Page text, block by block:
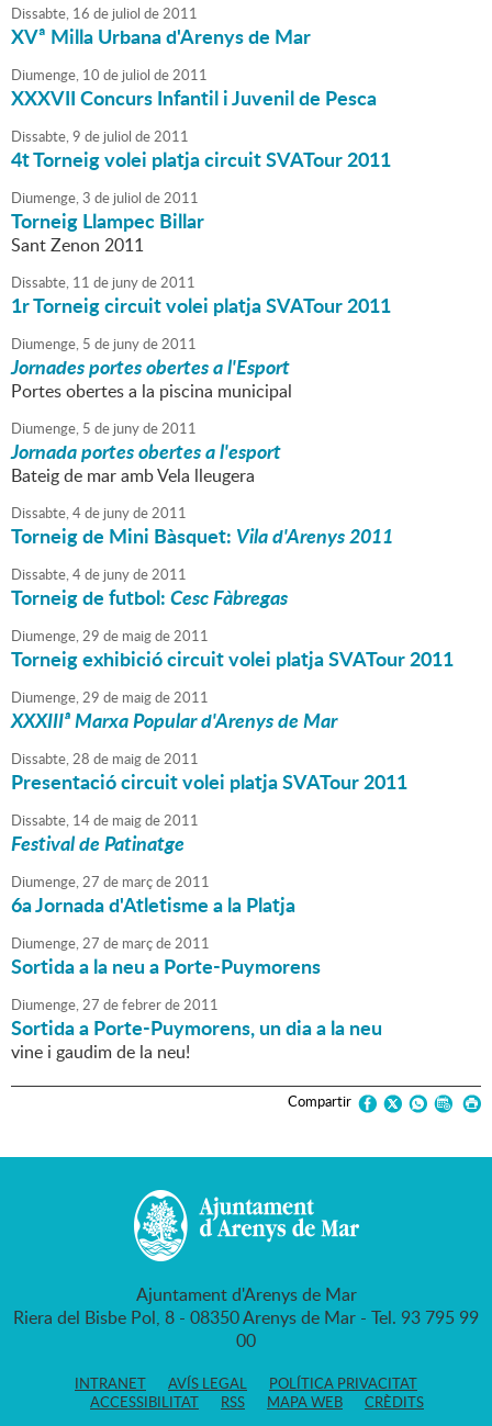
Dissabte, 16 de juliol de2011
XVª Milla Urbana d'Arenys de Mar
Diumenge, 10 de juliol de2011
XXXVII Concurs Infantil i Juvenil de Pesca
Dissabte,9 de juliol de2011
4t Torneig volei platja circuit SVATour 2011
Diumenge,3 de juliol de2011
Torneig Llampec Billar
Sant Zenon 2011
Dissabte, 11 de junyde2011
1r Torneig circuit volei platja SVATour 2011
Diumenge, 5 de junyde2011
Jornades portes obertes a l'Esport
Portes obertes a la piscina municipal
Diumenge, 5 de junyde2011
Jornada portes obertes a l'esport
Bateig de mar amb Vela lleugera
Dissabte,4de junyde2011
Torneig de Mini Bàsquet: Vila d'Arenys 2011
Dissabte,4de junyde2011
Torneig de futbol:Cesc Fàbregas
Diumenge,29 de maigde2011
Torneig exhibició circuit volei platja SVATour 2011
Diumenge,29 de maigde2011
XXXIIIª Marxa Popular d'Arenys de Mar
Dissabte,28 de maigde2011
Presentació circuit volei platja SVATour 2011
Dissabte, 14de maigde2011
Festival de Patinatge
Diumenge,27 de marçde2011
6a Jornada d'Atletisme a la Platja
Diumenge,27 de marçde2011
Sortida a la neu a Porte-Puymorens
Diumenge,27 defebrerde2011
Sortida a Porte-Puymorens, un dia a la neu
vine i gaudim de la neu!
Compartir
Ajuntament d'Arenys de Mar
Riera del Bisbe Pol, 8 - 08350 Arenys de Mar - Tel. 93 795 99
00
INTRANET AVÍS LEGAL
POLÍTICA PRIVACITAT
ACCESSIBILITAT
RSS MAPA WEB CRÈDITS